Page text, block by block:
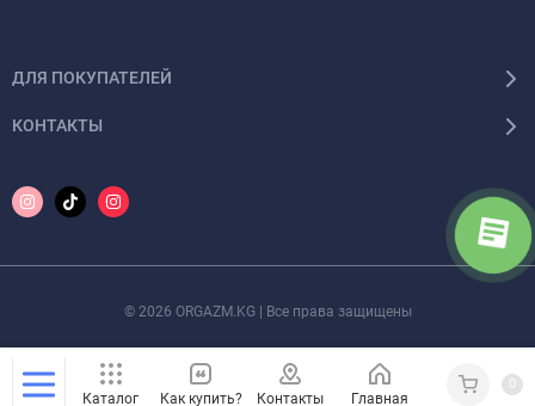
ДЛЯ ПОКУПАТЕЛЕЙ
КОНТАКТЫ
© 2026 ORGAZM.KG | Все права защищены
Каталог Как купить? Контакты Главная Кабинет
0